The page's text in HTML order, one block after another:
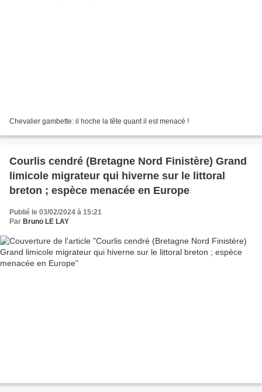
Chevalier gambette: il hoche la tête quant il est menacé !
Courlis cendré (Bretagne Nord Finistère) Grand
limicole migrateur qui hiverne sur le littoral
breton ; espèce menacée en Europe
Publié le 03/02/2024 à 15:21
Par Bruno LE LAY